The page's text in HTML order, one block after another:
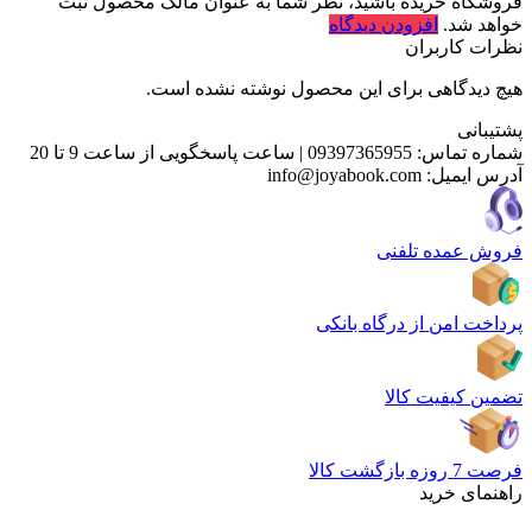
خواهد شد. افزودن دیدگاه
نظرات کاربران
هیچ دیدگاهی برای این محصول نوشته نشده است.
پشتیبانی
شماره تماس: 09397365955
| ساعت پاسخگویی از ساعت 9 تا 20
آدرس ایمیل: info@joyabook.com
فروش عمده تلفنی
پرداخت امن از درگاه بانکی
تضمین کیفیت کالا
فرصت 7 روزه بازگشت کالا
راهنمای خرید